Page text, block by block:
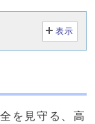
表示
を見守る、高